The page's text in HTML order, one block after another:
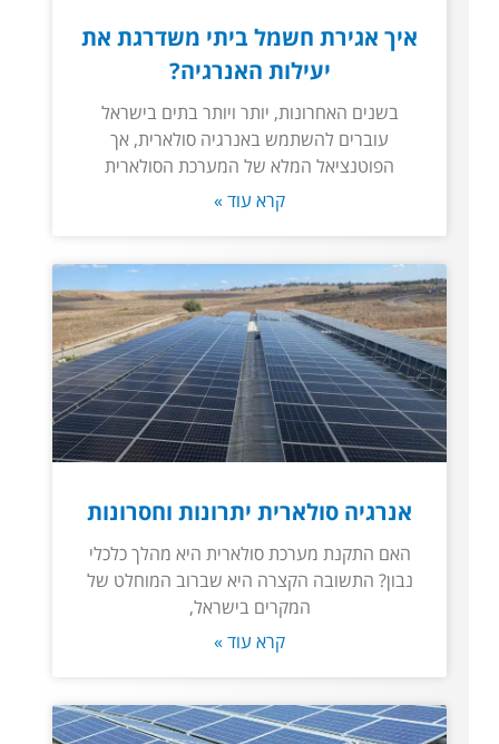
איך אגירת חשמל ביתי משדרגת את
יעילות האנרגיה?
בשנים האחרונות, יותר ויותר בתים בישראל
עוברים להשתמש באנרגיה סולארית, אך
הפוטנציאל המלא של המערכת הסולארית
קרא עוד »
אנרגיה סולארית יתרונות וחסרונות
האם התקנת מערכת סולארית היא מהלך כלכלי
נבון? התשובה הקצרה היא שברוב המוחלט של
המקרים בישראל,
קרא עוד »